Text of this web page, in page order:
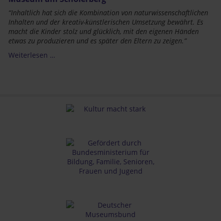
“Inhaltlich hat sich die Kombination von naturwissenschaftlichen
Inhalten und der kreativ-künstlerischen Umsetzung bewährt. Es
macht die Kinder stolz und glücklich, mit den eigenen Händen
etwas zu produzieren und es später den Eltern zu zeigen.”
Weiterlesen …